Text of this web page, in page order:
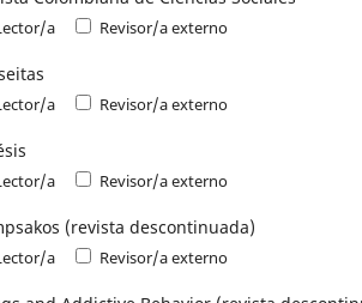
a Revisor/a externo
a Revisor/a externo
a Revisor/a externo
(revista descontinuada)
a Revisor/a externo